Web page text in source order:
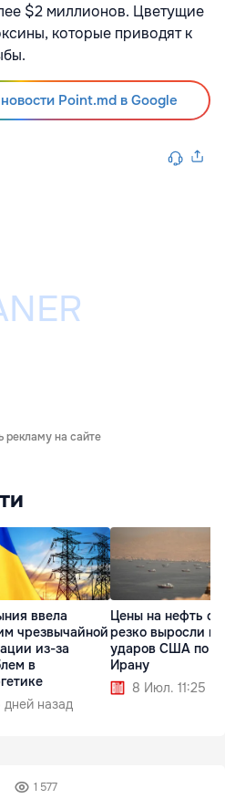
$2 миллионов. Цветущие
которые приводят к
Point.md в Google
рекламу на сайте
ввела
чрезвычайной
из-за
в
дней назад
Цены на нефть
резко выросли
ударов США по
Ирану
8 Июл. 11:25
1 577